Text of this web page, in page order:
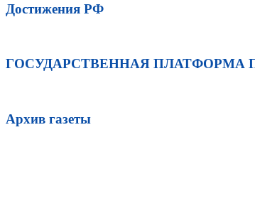
Достижения РФ
ГОСУДАРСТВЕННАЯ ПЛАТФОРМА
Архив газеты